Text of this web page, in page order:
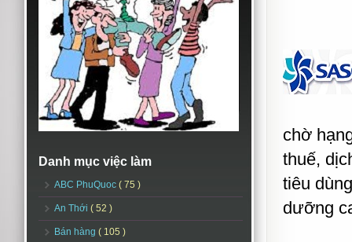
Danh mục việc làm
ABC PhuQuoc ( 75 )
An Thới ( 52 )
Bán hàng ( 105 )
chờ
thuế,
tiêu
dưỡng